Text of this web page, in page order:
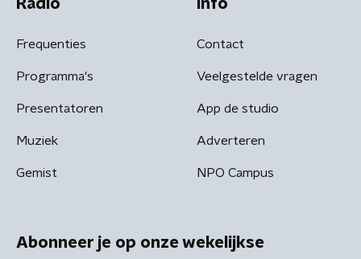
Radio
Frequenties
Programma's
Presentatoren
Muziek
Gemist
Info
Contact
Veelgestelde vragen
App de studio
Adverteren
NPO Campus
Abonneer je op onze wekelijkse